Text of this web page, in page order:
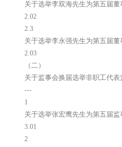
关于选举李双海先生为第五届董
2.02
2.3
关于选举李永强先生为第五届董
2.03
（二）
关于监事会换届选举非职工代表
---
1
关于选举张宏鹰先生为第五届监
3.01
2